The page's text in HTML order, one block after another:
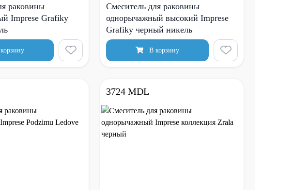
раковины
Imprese Grafiky
Смеситель для раковины
однорычажный высокий Imprese
Grafiky черный никель
В корзину
3724 MDL